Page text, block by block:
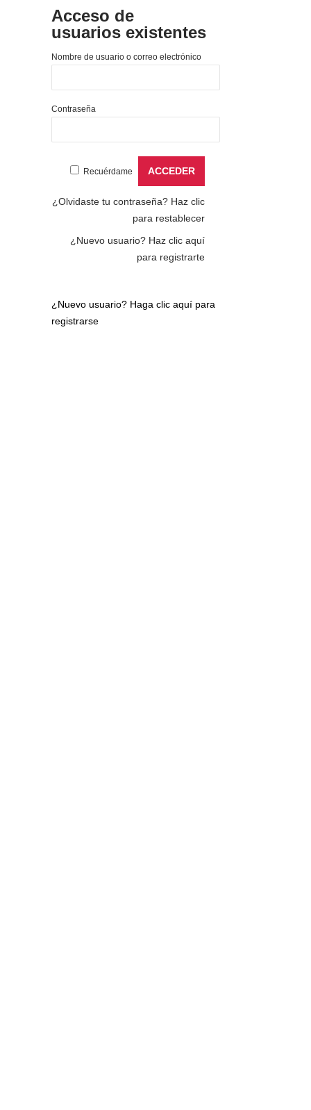
Acceso de
usuarios existentes
Nombre de usuario o correo electrónico
Contraseña
Recuérdame
¿Olvidaste tu contraseña? Haz clic
para restablecer
¿Nuevo usuario? Haz clic aquí
para registrarte
¿Nuevo usuario? Haga clic aquí para
registrarse